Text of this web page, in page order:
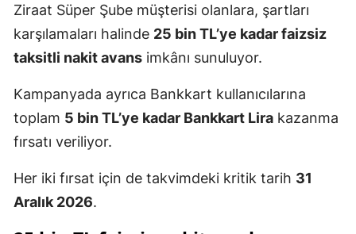
Ziraat Süper Şube müşterisi olanlara, şartları
karşılamaları halinde 25 bin TL’ye kadar faizsiz
taksitli nakit avans imkânı sunuluyor.
Kampanyada ayrıca Bankkart kullanıcılarına
toplam 5 bin TL’ye kadar Bankkart Lira kazanma
fırsatı veriliyor.
Her iki fırsat için de takvimdeki kritik tarih 31
Aralık 2026.